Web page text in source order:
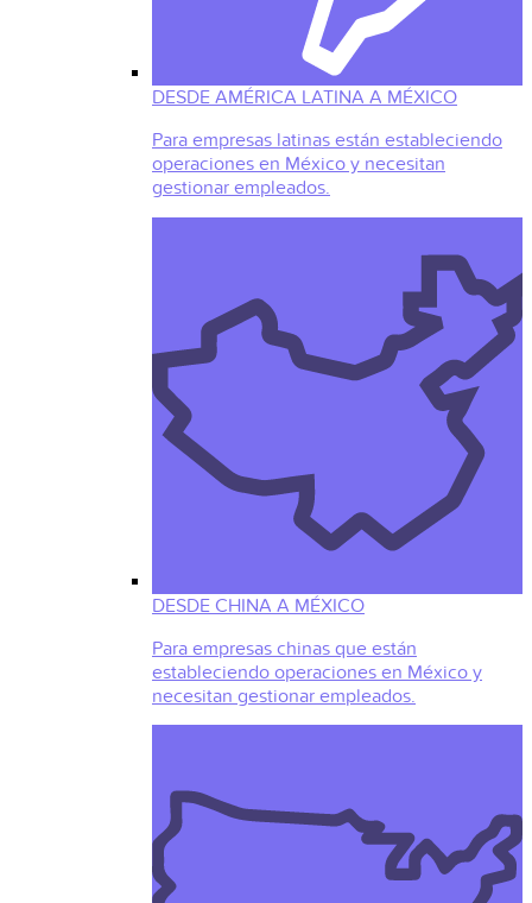
DESDE AMÉRICA LATINA A MÉXICO
Para empresas latinas están estableciendo
operaciones en México y necesitan
gestionar empleados.
DESDE CHINA A MÉXICO
Para empresas chinas que están
estableciendo operaciones en México y
necesitan gestionar empleados.